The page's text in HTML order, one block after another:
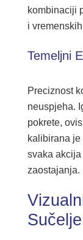
kombinaciji
i
Temeljni
Preciznost
neuspjeha.
pokrete,
kalibirana
svaka
zaostajanja.
Sučelje